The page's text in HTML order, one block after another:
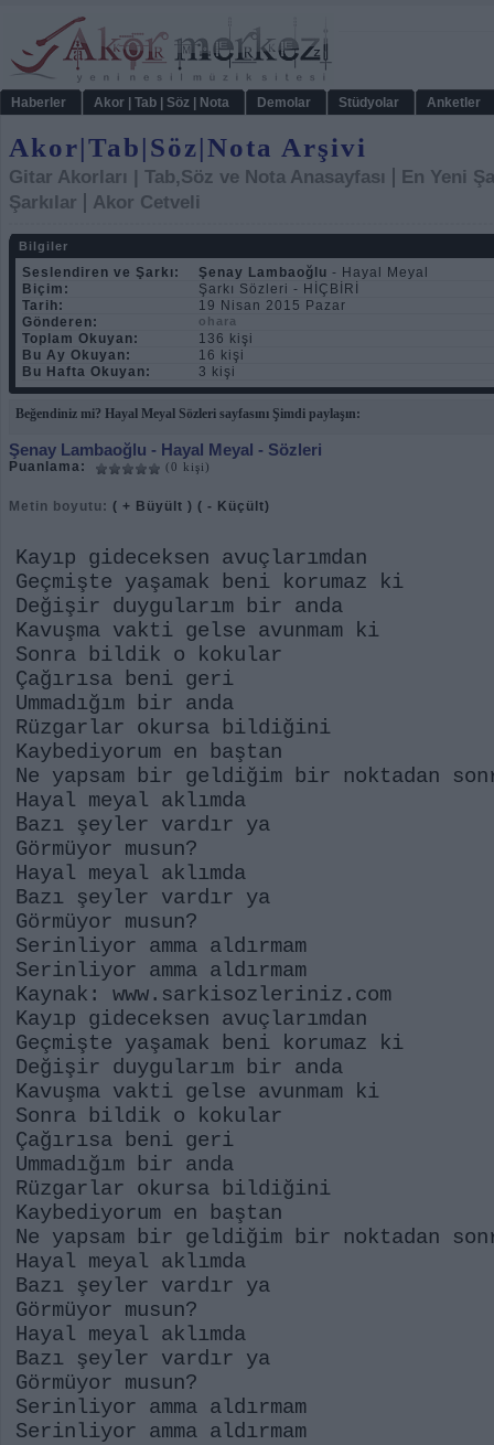
Haberler Akor | Tab | Söz | Nota Demolar Stüdyolar Anketler
Akor|Tab|Söz|Nota Arşivi
Gitar Akorları | Tab,Söz ve Nota Anasayfası | En Yeni
Şarkılar | Akor Cetveli
Bilgiler
Seslendiren ve Şarkı: Şenay Lambaoğlu - Hayal Meyal
Biçim:
Şarkı Sözleri - HİÇBİRİ
Tarih:
19 Nisan 2015 Pazar
Gönderen:
ohara
Toplam Okuyan:
136 kişi
Bu Ay Okuyan:
16 kişi
Bu Hafta Okuyan:
3 kişi
Beğendiniz mi? Hayal Meyal Sözleri sayfasını Şimdi paylaşın:
Şenay Lambaoğlu - Hayal Meyal - Sözleri
Puanlama: (0 kişi)
Metin boyutu: ( + Büyült ) ( - Küçült)
Kayıp gideceksen avuçlarımdan
Geçmişte yaşamak beni korumaz ki
Değişir duygularım bir anda
Kavuşma vakti gelse avunmam ki
Sonra bildik o kokular
Çağırısa beni geri
Ummadığım bir anda
Rüzgarlar okursa bildiğini
Kaybediyorum en baştan
Ne yapsam bir geldiğim bir noktadan
Hayal meyal aklımda
Bazı şeyler vardır ya
Görmüyor musun?
Hayal meyal aklımda
Bazı şeyler vardır ya
Görmüyor musun?
Serinliyor amma aldırmam
Serinliyor amma aldırmam
Kaynak: www.sarkisozleriniz.com
Kayıp gideceksen avuçlarımdan
Geçmişte yaşamak beni korumaz ki
Değişir duygularım bir anda
Kavuşma vakti gelse avunmam ki
Sonra bildik o kokular
Çağırısa beni geri
Ummadığım bir anda
Rüzgarlar okursa bildiğini
Kaybediyorum en baştan
Ne yapsam bir geldiğim bir noktadan
Hayal meyal aklımda
Bazı şeyler vardır ya
Görmüyor musun?
Hayal meyal aklımda
Bazı şeyler vardır ya
Görmüyor musun?
Serinliyor amma aldırmam
Serinliyor amma aldırmam